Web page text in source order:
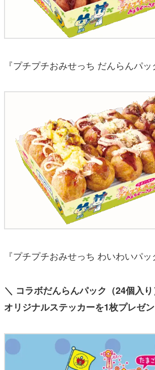
『プチプチおみせっち だんらんパッ
『プチプチおみせっち わいわいパッ
＼ コラボだんらんパック（24個入り
オリジナルステッカーを1枚プレゼ